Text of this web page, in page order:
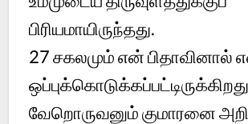
பிரியமாயிருந்தது.
27சகலமும் என் பிதாவினால்
வேறொருவனும் குமாரனை